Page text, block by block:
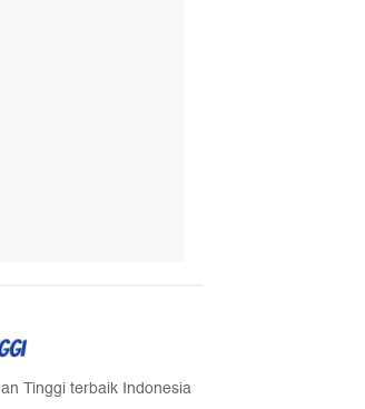
Tinggi terbaik Indonesia